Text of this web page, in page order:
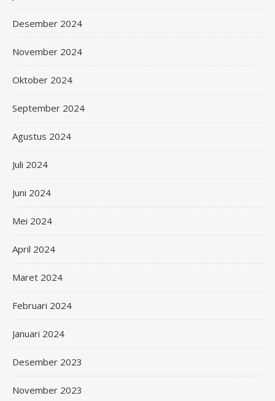
Desember 2024
November 2024
Oktober 2024
September 2024
Agustus 2024
Juli 2024
Juni 2024
Mei 2024
April 2024
Maret 2024
Februari 2024
Januari 2024
Desember 2023
November 2023